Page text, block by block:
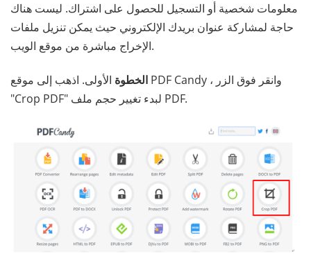
معلومات شخصية أو التسجيل للحصول على اشتراك. ليست هناك
حاجة لمشاركة عنوان بريدك الإلكتروني حيث يمكن تنزيل ملفات
الإخراج مباشرة من موقع الويب.
الخطوة الأولى. اذهب إلى موقع PDF Candy ، وانقر فوق الزر
"Crop PDF" لبدء تغيير حجم ملف PDF.